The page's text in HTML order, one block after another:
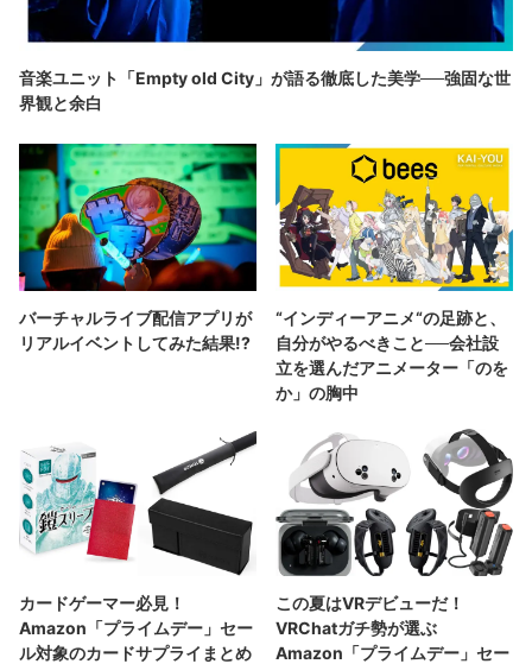
音楽ユニット「Empty old City」が語る徹底した美学──強固な世
界観と余白
バーチャルライブ配信アプリが
リアルイベントしてみた結果!?
“インディーアニメ“の足跡と、
自分がやるべきこと──会社設
立を選んだアニメーター「のを
か」の胸中
カードゲーマー必見！
Amazon「プライムデー」セー
ル対象のカードサプライまとめ
この夏はVRデビューだ！
VRChatガチ勢が選ぶ
Amazon「プライムデー」セー